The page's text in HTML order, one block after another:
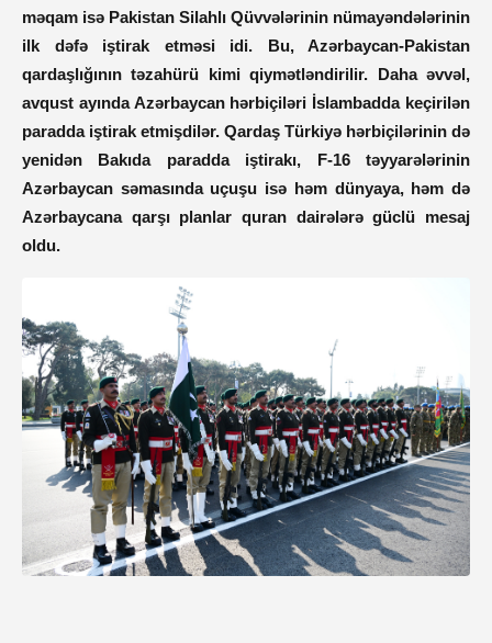
məqam isə Pakistan Silahlı Qüvvələrinin nümayəndələrinin
ilk dəfə iştirak etməsi idi. Bu, Azərbaycan-Pakistan
qardaşlığının təzahürü kimi qiymətləndirilir. Daha əvvəl,
avqust ayında Azərbaycan hərbiçiləri İslambadda keçirilən
paradda iştirak etmişdilər. Qardaş Türkiyə hərbiçilərinin də
yenidən Bakıda paradda iştirakı, F-16 təyyarələrinin
Azərbaycan səmasında uçuşu isə həm dünyaya, həm də
Azərbaycana qarşı planlar quran dairələrə güclü mesaj
oldu.